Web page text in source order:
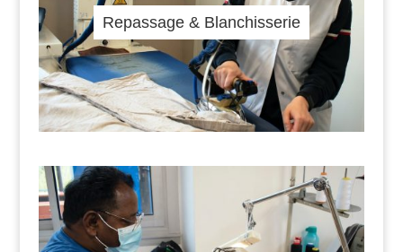
Repassage & Blanchisserie